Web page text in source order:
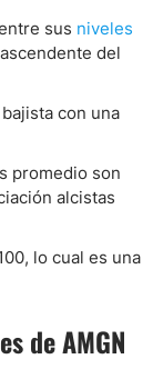
sus niveles
ascendente del
con una
promedio son
alcistas
lo cual es una
de AMGN